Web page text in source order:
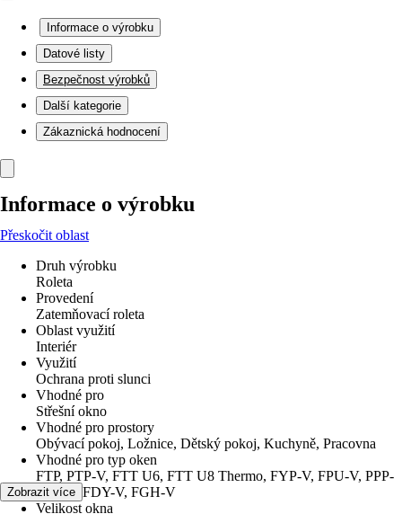
Informace o výrobku
Datové listy
Bezpečnost výrobků
Další kategorie
Zákaznická hodnocení
Informace o výrobku
Přeskočit oblast
Druh výrobku
Roleta
Provedení
Zatemňovací roleta
Oblast využití
Interiér
Využití
Ochrana proti slunci
Vhodné pro
Střešní okno
Vhodné pro prostory
Obývací pokoj, Ložnice, Dětský pokoj, Kuchyně, Pracovna
Vhodné pro typ oken
FTP, PTP-V, FTT U6, FTT U8 Thermo, FYP-V, FPU-V, PPP-
V, PTP, FDY-V, FGH-V
Velikost okna
Zobrazit více